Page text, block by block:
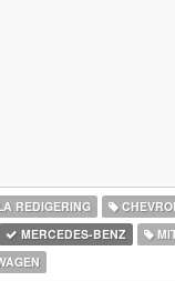
REDIGERING
MERCEDES-BENZ